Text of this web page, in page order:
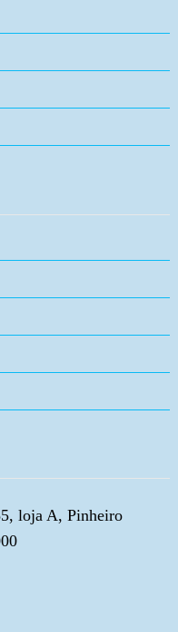
loja A, Pinheiro